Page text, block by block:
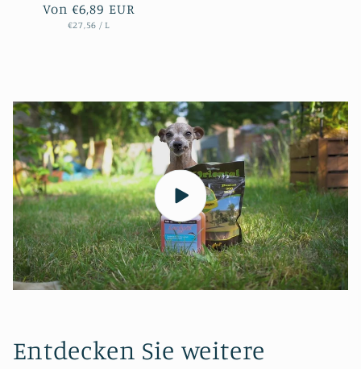
Normaler
Preis
Von €6,89 EUR
STÜCKPREIS
€27,56 / PRO
L
Entdecken Sie weitere